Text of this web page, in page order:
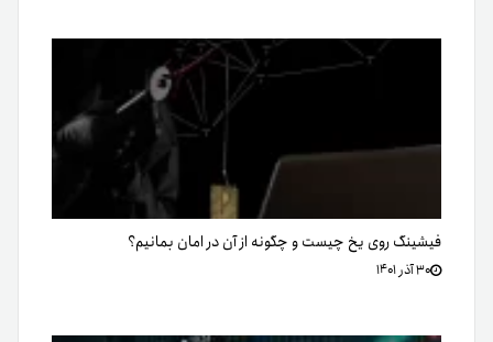
فیشینگ روی یخ چیست و چگونه از آن در امان بمانیم؟
۳۰ آذر ۱۴۰۱